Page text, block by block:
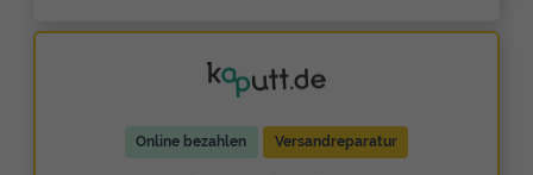
Online bezahlen Versandreparatur